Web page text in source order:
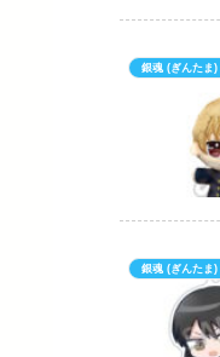
銀魂 (ぎんたま)
銀魂 (ぎんたま)